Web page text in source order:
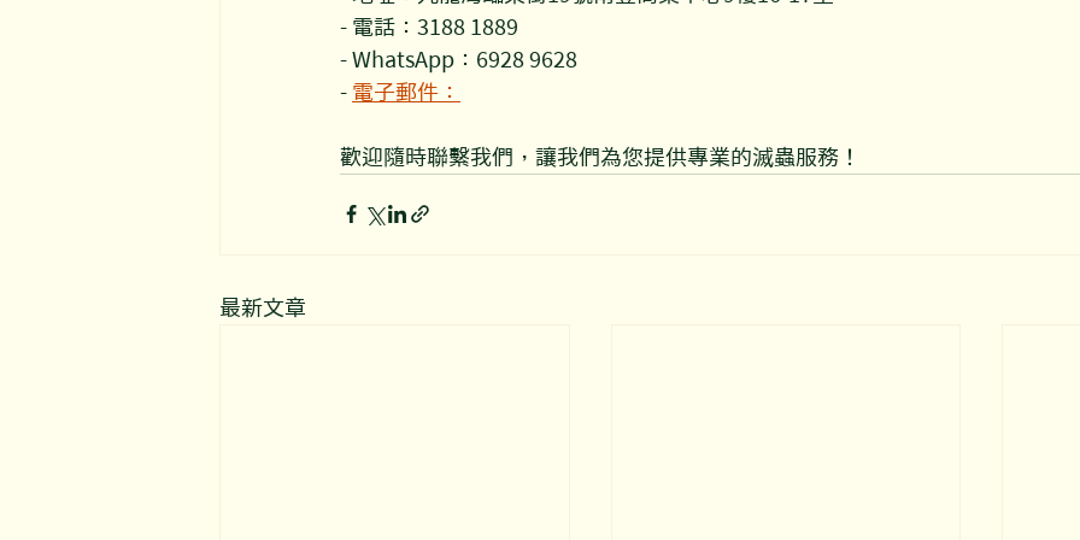
- 電話：3188 1889
- WhatsApp：6928 9628
- 電子郵件：
歡迎隨時聯繫我們，讓我們為您提供專業的滅蟲服務！
最新文章